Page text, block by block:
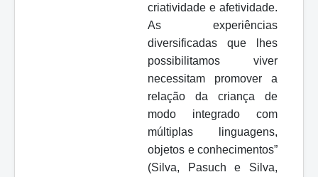
criatividade e afetividade.
As experiências
diversificadas que lhes
possibilitamos viver
necessitam promover a
relação da criança de
modo integrado com
múltiplas linguagens,
objetos e conhecimentos”
(Silva, Pasuch e Silva,